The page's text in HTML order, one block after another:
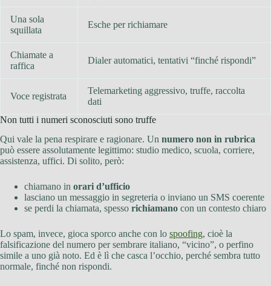
Una sola
squillata
Esche per richiamare
Chiamate a
raffica
Dialer automatici, tentativi “finché rispondi”
Voce registrata
Telemarketing aggressivo, truffe, raccolta
dati
Non tutti i numeri sconosciuti sono truffe
Qui vale la pena respirare e ragionare. Un numero non in rubrica
può essere assolutamente legittimo: studio medico, scuola, corriere,
assistenza, uffici. Di solito, però:
chiamano in orari d’ufficio
lasciano un messaggio in segreteria o inviano un SMS coerente
se perdi la chiamata, spesso richiamano con un contesto chiaro
Lo spam, invece, gioca sporco anche con lo spoofing, cioè la
falsificazione del numero per sembrare italiano, “vicino”, o perfino
simile a uno già noto. Ed è lì che casca l’occhio, perché sembra tutto
normale, finché non rispondi.